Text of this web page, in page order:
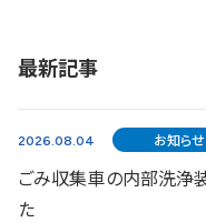
最新記事
2026.08.04 お知らせ
ごみ収集車の内部洗浄
た